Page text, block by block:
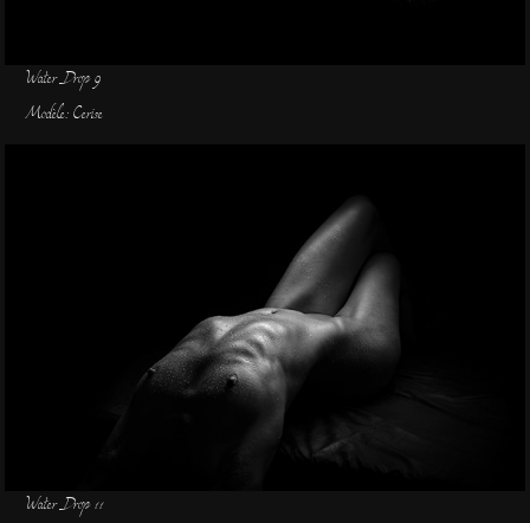
Water Drop 9
Modèle: Cerise
Water Drop 11